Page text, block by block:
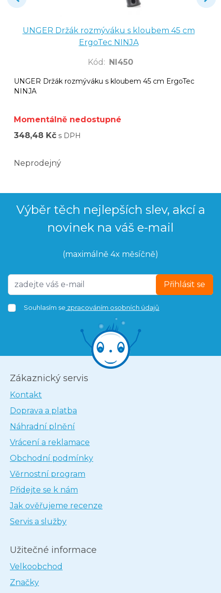
UNGER Držák rozmýváku s kloubem 45 cm
ErgoTec NINJA
Kód : NI450
UNGER Držák rozmýváku s kloubem 45 cm ErgoTec
NINJA
Momentálně nedostupné
348,48 Kč s DPH
Neprodejný
Výběr těch nejlepších slev, akcí a
novinek na váš e-mail
(maximálně 4x měsíčně)
Přihlásit se
Souhlasím se zpracováním osobních údajů
Zákaznický servis
Kontakt
Doprava a platba
Náhradní plnění
Vrácení a reklamace
Obchodní podmínky
Věrnostní program
Přidejte se k nám
Jak ověřujeme recenze
Servis a služby
Užitečné informace
Velkoobchod
Značky